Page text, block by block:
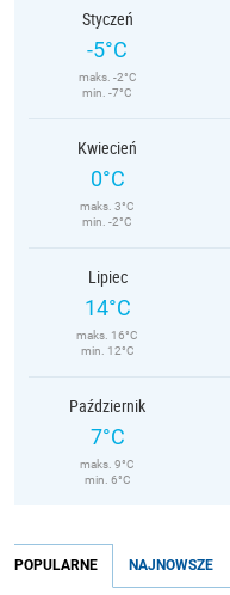
Styczeń
-5°C
maks. -2°C
min. -7°C
Kwiecień
0°C
maks. 3°C
min. -2°C
Lipiec
14°C
maks. 16°C
min. 12°C
Październik
7°C
maks. 9°C
min. 6°C
POPULARNE NAJNOWSZE